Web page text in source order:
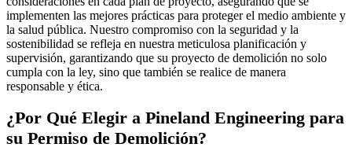
implementen las mejores prácticas para proteger el medio ambiente y
la salud pública. Nuestro compromiso con la seguridad y la
sostenibilidad se refleja en nuestra meticulosa planificación y
supervisión, garantizando que su proyecto de demolición no solo
cumpla con la ley, sino que también se realice de manera
responsable y ética.
¿Por Qué Elegir a Pineland Engineering para
su Permiso de Demolición?